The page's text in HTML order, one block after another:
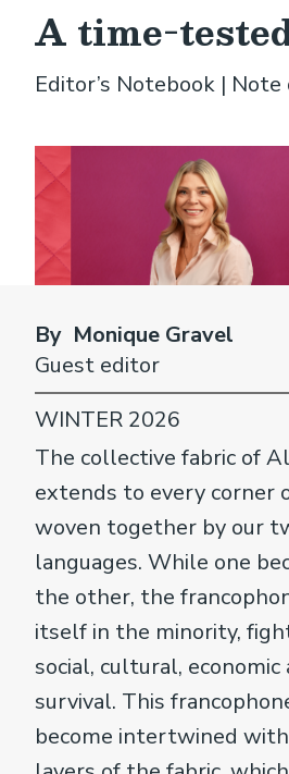
A time-
Editor’s Notebook |
The collective fabric of
extends to every corner
woven together by our
languages. While one
the other, the
itself in the minority,
social, cultural,
survival. This
become intertwined
By Monique Gravel
Guest editor
WINTER 2026